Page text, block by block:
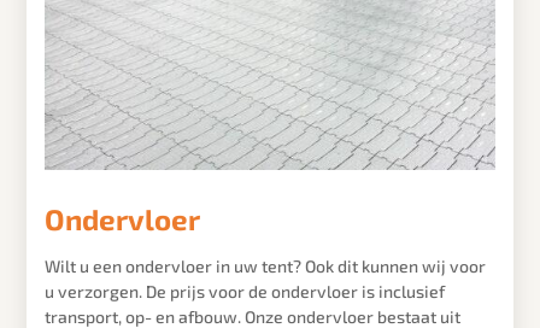
Ondervloer
Wilt u een ondervloer in uw tent? Ook dit kunnen wij voor
u verzorgen. De prijs voor de ondervloer is inclusief
transport, op- en afbouw. Onze ondervloer bestaat uit